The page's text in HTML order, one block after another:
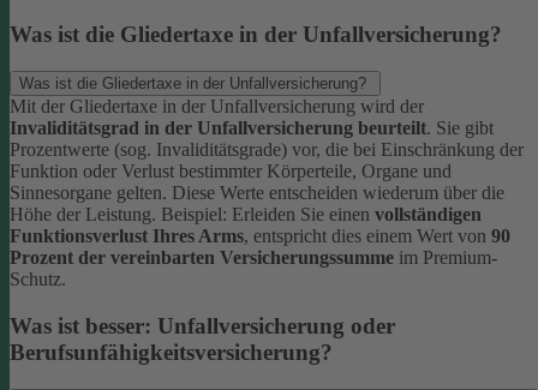
Was ist die Gliedertaxe in der Unfallversicherung?
Was ist die Gliedertaxe in der Unfallversicherung?
Mit der Gliedertaxe in der Unfallversicherung wird der
Invaliditätsgrad in der Unfallversicherung beurteilt. Sie gibt
Prozentwerte (sog. Invaliditätsgrade) vor, die bei Einschränkung der
Funktion oder Verlust bestimmter Körperteile, Organe und
Sinnesorgane gelten. Diese Werte entscheiden wiederum über die
Höhe der Leistung. Beispiel: Erleiden Sie einen vollständigen
Funktionsverlust Ihres Arms, entspricht dies einem Wert von 90
Prozent der vereinbarten Versicherungssumme im Premium-
Schutz.
Was ist besser: Unfallversicherung oder
Berufsunfähigkeitsversicherung?